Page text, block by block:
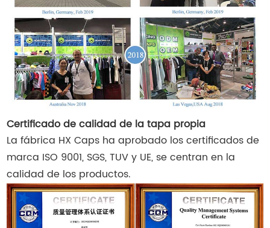
Certificado de calidad de la tapa propia
La fábrica HX Caps ha aprobado los certificados de
marca ISO 9001, SGS, TUV y UE, se centran en la
calidad de los productos.